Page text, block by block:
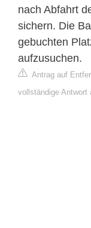
nach Abfahrt
sichern. Die
gebuchten
aufzusuchen.
Antrag auf
vollständige Antwort